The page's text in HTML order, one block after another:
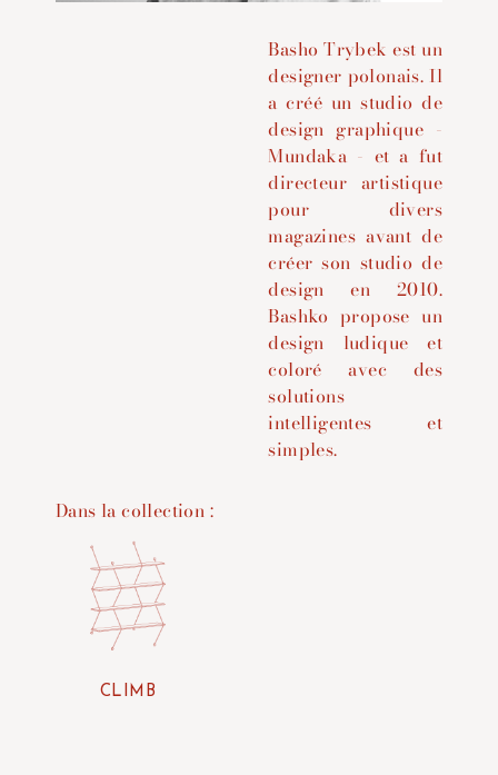
Basho Trybek est un
designer polonais. Il
a créé un studio de
design graphique -
Mundaka - et a fut
directeur artistique
pour divers
magazines avant de
créer son studio de
design en 2010.
Bashko propose un
design ludique et
coloré avec des
solutions
intelligentes et
simples.
Dans la collection :
CLIMB